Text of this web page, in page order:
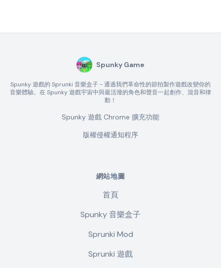
Spunky Game
Spunky 遊戲的 Sprunki 音樂盒子 - 通過我們革命性的節拍製作遊戲改變你的
音樂體驗。在 Spunky 遊戲宇宙中與最活潑的角色和聲音一起創作、混音和律
動！
Spunky 遊戲 Chrome 擴充功能
版權侵權通知程序
網站地圖
首頁
Spunky 音樂盒子
Sprunki Mod
Sprunki 遊戲